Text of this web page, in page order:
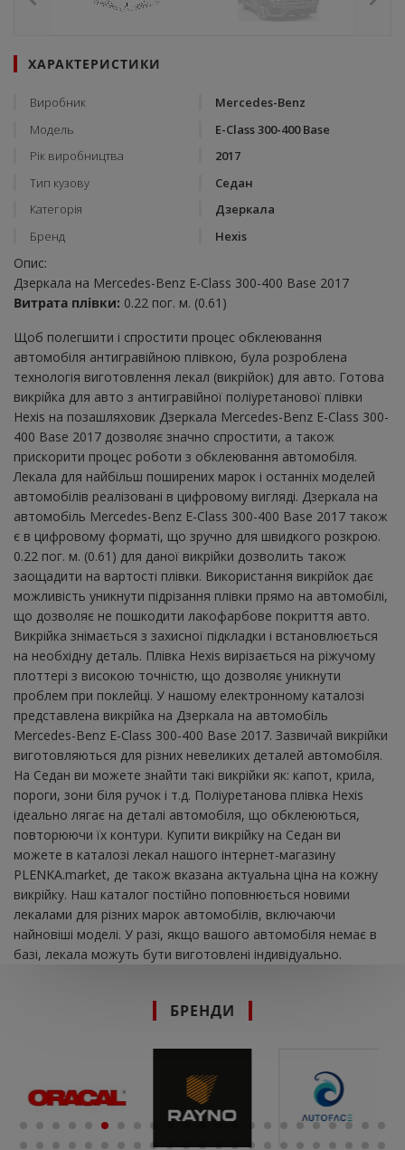
ХАРАКТЕРИСТИКИ
Виробник
Mercedes-Benz
Модель
E-Class 300-400 Base
Рік виробництва
2017
Тип кузову
Седан
Категорія
Дзеркала
Бренд
Hexis
Опис:
Дзеркала на Mercedes-Benz E-Class 300-400 Base 2017
Витрата плівки: 0.22 пог. м. (0.61)
Щоб полегшити і спростити процес обклеювання
автомобіля антигравійною плівкою, була розроблена
технологія виготовлення лекал (викрійок) для авто. Готова
викрійка для авто з антигравійної поліуретанової плівки
Hexis на позашляховик Дзеркала Mercedes-Benz E-Class 300-
400 Base 2017 дозволяє значно спростити, а також
прискорити процес роботи з обклеювання автомобіля.
Лекала для найбільш поширених марок і останніх моделей
автомобілів реалізовані в цифровому вигляді. Дзеркала на
автомобіль Mercedes-Benz E-Class 300-400 Base 2017 також
є в цифровому форматі, що зручно для швидкого розкрою.
0.22 пог. м. (0.61) для даної викрійки дозволить також
заощадити на вартості плівки. Використання викрійок дає
можливість уникнути підрізання плівки прямо на автомобілі,
що дозволяє не пошкодити лакофарбове покриття авто.
Викрійка знімається з захисної підкладки і встановлюється
на необхідну деталь. Плівка Hexis вирізається на ріжучому
плоттері з високою точністю, що дозволяє уникнути
проблем при поклейці. У нашому електронному каталозі
представлена ​​викрійка на Дзеркала на автомобіль
Mercedes-Benz E-Class 300-400 Base 2017. Зазвичай викрійки
виготовляються для різних невеликих деталей автомобіля.
На Седан ви можете знайти такі викрійки як: капот, крила,
пороги, зони біля ручок і т.д. Поліуретанова плівка Hexis
ідеально лягає на деталі автомобіля, що обклеюються,
повторюючи їх контури. Купити викрійку на Седан ви
можете в каталозі лекал нашого інтернет-магазину
PLENKA.market, де також вказана актуальна ціна на кожну
викрійку. Наш каталог постійно поповнюється новими
лекалами для різних марок автомобілів, включаючи
найновіші моделі. У разі, якщо вашого автомобіля немає в
базі, лекала можуть бути виготовлені індивідуально.
БРЕНДИ